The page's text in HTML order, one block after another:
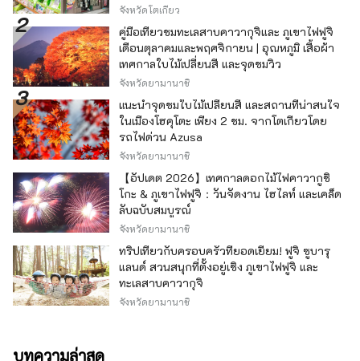
จังหวัดโตเกียว
คู่มือเที่ยวชมทะเลสาบคาวากุจิและ ภูเขาไฟฟูจิ
เดือนตุลาคมและพฤศจิกายน | อุณหภูมิ เสื้อผ้า
เทศกาลใบไม้เปลี่ยนสี และจุดชมวิว
จังหวัดยามานาชิ
แนะนำจุดชมใบไม้เปลี่ยนสี และสถานที่น่าสนใจ
ในเมืองโฮคุโตะ เพียง 2 ชม. จากโตเกียวโดย
รถไฟด่วน Azusa
จังหวัดยามานาชิ
【อัปเดต 2026】เทศกาลดอกไม้ไฟคาวากูชิ
โกะ & ภูเขาไฟฟูจิ：วันจัดงาน ไฮไลท์ และเคล็ด
ลับฉบับสมบูรณ์
จังหวัดยามานาชิ
ทริปเที่ยวกับครอบครัวที่ยอดเยี่ยม! ฟูจิ ซูบารุ
แลนด์ สวนสนุกที่ตั้งอยู่เชิง ภูเขาไฟฟูจิ และ
ทะเลสาบคาวากุจิ
จังหวัดยามานาชิ
บทความล่าสุด